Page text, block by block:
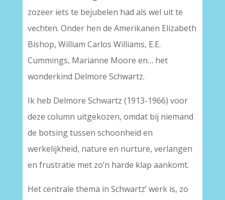
zozeer iets te bejubelen had als wel uit te
vechten. Onder hen de Amerikanen Elizabeth
Bishop, William Carlos Williams, E.E.
Cummings, Marianne Moore en… het
wonderkind Delmore Schwartz.
Ik heb Delmore Schwartz (1913-1966) voor
deze column uitgekozen, omdat bij niemand
de botsing tussen schoonheid en
werkelijkheid, nature en nurture, verlangen
en frustratie met zo’n harde klap aankomt.
Het centrale thema in Schwartz’ werk is, zo